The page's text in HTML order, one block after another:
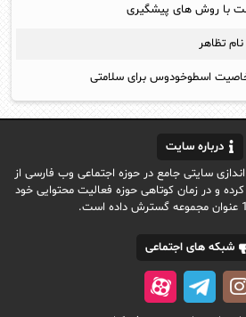
با روش های پیشگیری
تظاهر
درباره سایت
اندازی سایتی جامع در حوزه اجتماعی وب فارسی از
آغاز کرده و در زمان کوتاهی حوزه فعالیت محتوایی خود
شبکه های اجتماعی